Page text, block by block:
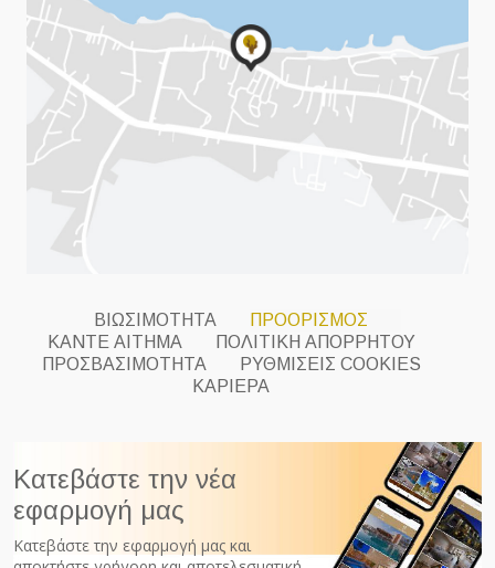
ΒΙΩΣΙΜΟΤΗΤΑ
ΠΡΟΟΡΙΣΜΟΣ
ΚΑΝΤΕ ΑΙΤΗΜΑ
ΠΟΛΙΤΙΚΗ ΑΠΟΡΡΗΤΟΥ
ΠΡΟΣΒΑΣΙΜΟΤΗΤΑ
ΡΥΘΜΊΣΕΙΣ COOKIES
ΚΑΡΙΕΡΑ
Κατεβάστε την νέα
εφαρμογή μας
Κατεβάστε την εφαρμογή μας και